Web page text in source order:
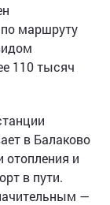
маршруту
110 тысяч
в Балаково
отопления и
в пути.
—